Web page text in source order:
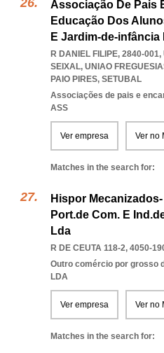
Associação De Pais
Educação Dos
E Jardim-de-infância
R DANIEL FILIPE, 2840-
SEIXAL, UNIAO
PAIO PIRES, SETUBAL
Associações de pais e
ASS
Ver empresa Ver no
Matches in the search for:
Hispor
Port.de Com. E
Lda
R DE CEUTA 118-2, 4050-
Outro comércio por grosso
LDA
Ver empresa Ver no
Matches in the search for: